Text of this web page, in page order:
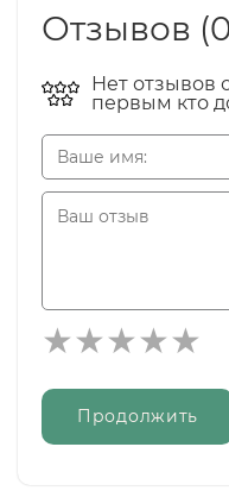
Отзывов
Нет отзывов
первым кто
Продолжить